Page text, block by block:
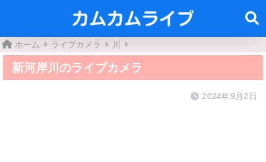
ホーム ライブカメラ 川
新河岸川のライブカメラ
2024年9月2日